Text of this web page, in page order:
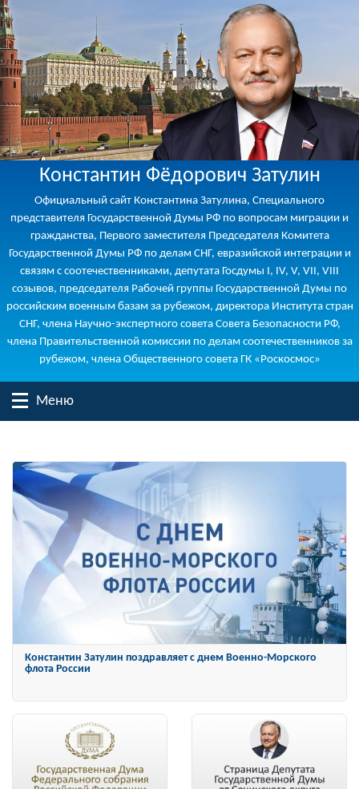
Константин Фёдорович Затулин
Официальный сайт Константина Затулина, Специального
представителя Государственной Думы РФ по вопросам миграции и
гражданства, Первого заместителя Председателя Комитета
Государственной Думы РФ по делам СНГ, евразийской интеграции и
связям с соотечественниками, депутата Госдумы I, IV, V, VII, VIII
созывов, председателя Рабочей группы Государственной Думы по
российским военным базам за рубежом, директора Института стран
СНГ, члена Научно-экспертного совета Совета Безопасности РФ,
члена Правительственной комиссии по делам соотечественников за
рубежом, члена Общественного совета ГК «Роскосмос»
Меню
Константин Затулин награжден Орденом «За заслуги перед
Отечеством» IV степени